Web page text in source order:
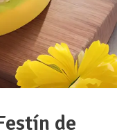
de